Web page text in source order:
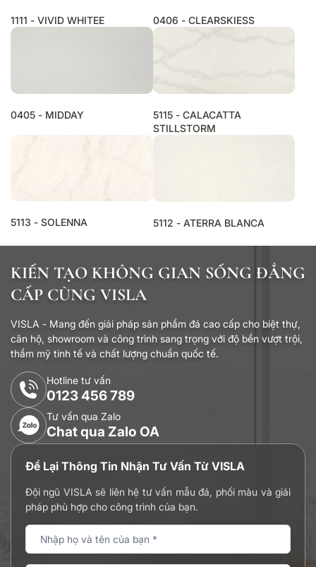
1111 - VIVID WHITEE 0406 - CLEARSKIESS
0405 - MIDDAY
5115 - CALACATTA
STILLSTORM
5113 - SOLENNA 5112 - ATERRA BLANCA
KIẾN TẠO KHÔNG GIAN SỐNG ĐẲNG
CẤP CÙNG VISLA
VISLA - Mang đến giải pháp sản phẩm đá cao cấp cho biệt thự,
căn hộ, showroom và công trình sang trọng với độ bền vượt trội,
thẩm mỹ tinh tế và chất lượng chuẩn quốc tế.
Hotline tư vấn
0123 456 789
Tư vấn qua Zalo
Chat qua Zalo OA
Để Lại Thông Tin Nhận Tư Vấn Từ VISLA
Đội ngũ VISLA sẽ liên hệ tư vấn mẫu đá, phối màu và giải
pháp phù hợp cho công trình của bạn.